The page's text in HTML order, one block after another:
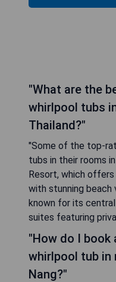
"What are the
whirlpool tubs
Thailand?"
"Some of the top-
tubs in their rooms
Resort, which offers
with stunning beach
known for its
suites featuring
"How do I book
whirlpool tub in
Nang?"